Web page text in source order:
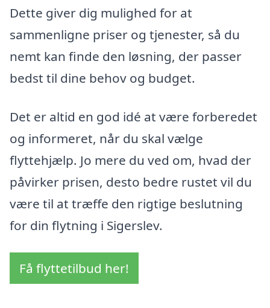
Dette giver dig mulighed for at
sammenligne priser og tjenester, så du
nemt kan finde den løsning, der passer
bedst til dine behov og budget.
Det er altid en god idé at være forberedet
og informeret, når du skal vælge
flyttehjælp. Jo mere du ved om, hvad der
påvirker prisen, desto bedre rustet vil du
være til at træffe den rigtige beslutning
for din flytning i Sigerslev.
Få flyttetilbud her!